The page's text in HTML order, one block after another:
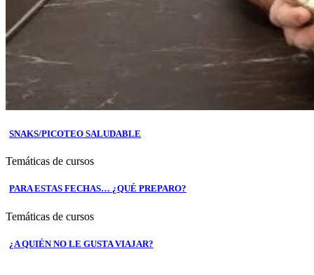
SNAKS/PICOTEO SALUDABLE
Temáticas de cursos
PARA ESTAS FECHAS… ¿QUÉ PREPARO?
Temáticas de cursos
¿A QUIÉN NO LE GUSTA VIAJAR?